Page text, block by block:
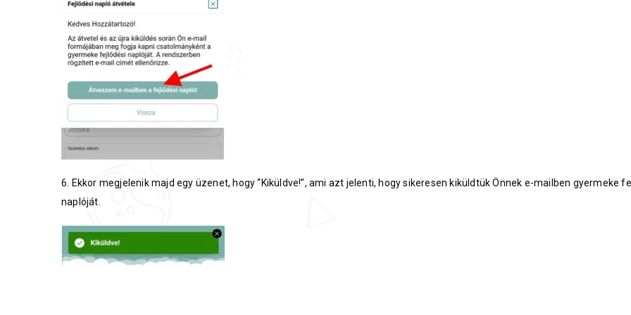
6. Ekkor megjelenik majd egy üzenet, hogy “Kiküldve!”, ami azt jelenti, hogy sikeresen kiküldtük Önnek e-mailben gyermeke
naplóját.